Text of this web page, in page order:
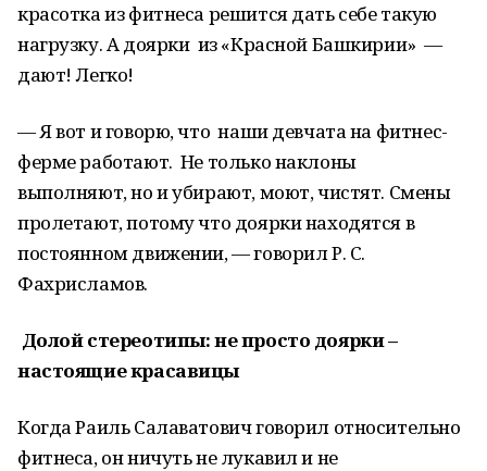
красотка из фитнеса решится дать себе такую
нагрузку. А доярки из «Красной Башкирии» —
дают! Легко!
— Я вот и говорю, что наши девчата на фитнес-
ферме работают. Не только наклоны
выполняют, но и убирают, моют, чистят. Смены
пролетают, потому что доярки находятся в
постоянном движении, — говорил Р. С.
Фахрисламов.
Долой стереотипы: не просто доярки –
настоящие красавицы
Когда Раиль Салаватович говорил относительно
фитнеса, он ничуть не лукавил и не